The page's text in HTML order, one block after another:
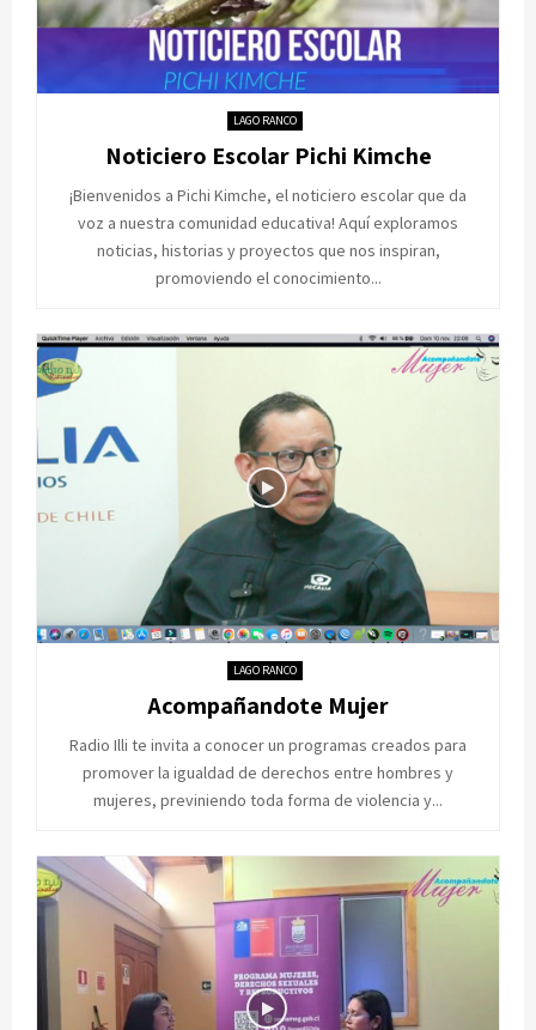
LAGO RANCO
Noticiero Escolar Pichi Kimche
¡Bienvenidos a Pichi Kimche, el noticiero escolar que da
voz a nuestra comunidad educativa! Aquí exploramos
noticias, historias y proyectos que nos inspiran,
promoviendo el conocimiento...
LAGO RANCO
Acompañandote Mujer
Radio Illi te invita a conocer un programas creados para
promover la igualdad de derechos entre hombres y
mujeres, previniendo toda forma de violencia y...